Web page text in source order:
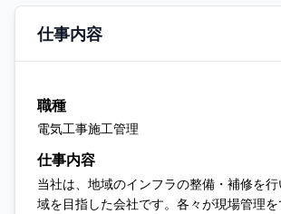
仕事内容
職種
電気工事施工管理
仕事内容
当社は、地域のインフラの整備・補修を
域を目指した会社です。各々が現場管理